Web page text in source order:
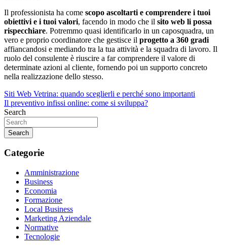
Il professionista ha come scopo ascoltarti e comprendere i tuoi
obiettivi e i tuoi valori, facendo in modo che il sito web li possa
rispecchiare. Potremmo quasi identificarlo in un caposquadra, un
vero e proprio coordinatore che gestisce il progetto a 360 gradi
affiancandosi e mediando tra la tua attività e la squadra di lavoro. Il
ruolo del consulente è riuscire a far comprendere il valore di
determinate azioni al cliente, fornendo poi un supporto concreto
nella realizzazione dello stesso.
Navigazione
articoli
Siti Web Vetrina: quando sceglierli e perché sono importanti
Il preventivo infissi online: come si sviluppa?
Search
Search
Categorie
Amministrazione
Business
Economia
Formazione
Local Business
Marketing Aziendale
Normative
Tecnologie